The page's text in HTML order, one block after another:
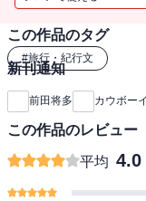
この作品のタグ
#旅行・紀行文
新刊通知
前田将多 カウボー
この作品のレビュー
平均 4.0